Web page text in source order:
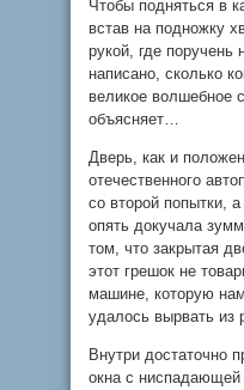
Чтобы подняться в
встав на подножку
рукой, где поручень
написано, сколько
великое волшебное
объясняет…
Дверь, как и
отечественного
со второй попытки,
опять докучала
том, что закрытая
этот грешок не
машине, которую
удалось вырвать из
Внутри достаточно
окна с